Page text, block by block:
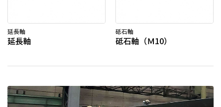
延長軸
延長軸
砥石軸
砥石軸（Ｍ10）